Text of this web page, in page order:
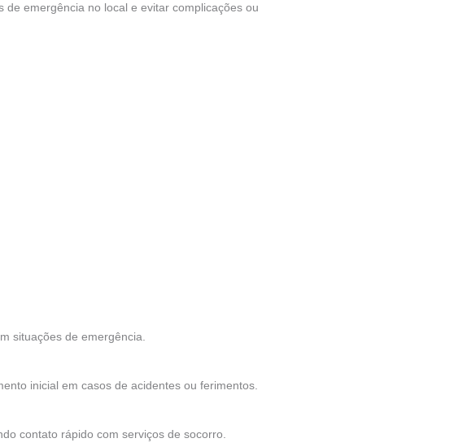
emergência no local e evitar complicações ou
situações de emergência.
inicial em casos de acidentes ou ferimentos.
contato rápido com serviços de socorro.